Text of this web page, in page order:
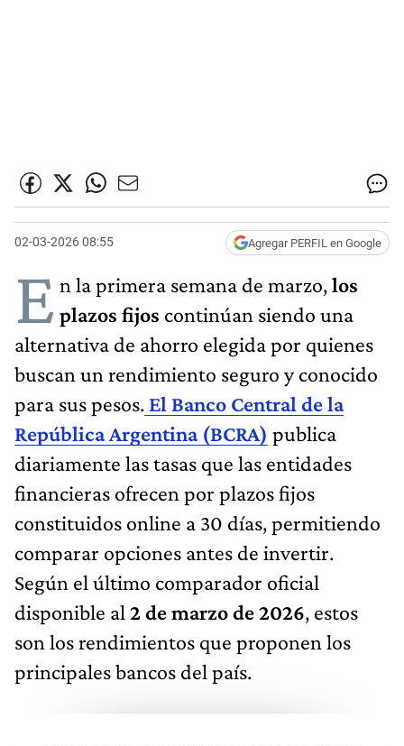
02-03-2026 08:55 Agregar PERFIL en Google
E n la primera semana de marzo,los
plazos fijos continúan siendo una
alternativa de ahorro elegida por quienes
buscan un rendimiento seguro y conocido
para sus pesos. El Banco Central de la
República Argentina (BCRA) publica
diariamente las tasas que las entidades
financieras ofrecen por plazos fijos
constituidos online a 30 días, permitiendo
comparar opciones antes de invertir.
Según el último comparador oficial
disponible al 2 de marzo de 2026, estos
son los rendimientos que proponen los
principales bancos del país.